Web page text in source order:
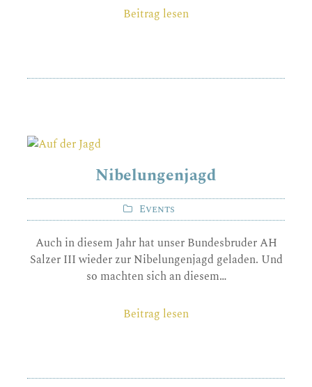
Beitrag lesen
Nibelungenjagd
Events
Auch in diesem Jahr hat unser Bundesbruder AH
Salzer III wieder zur Nibelungenjagd geladen. Und
so machten sich an diesem…
Beitrag lesen